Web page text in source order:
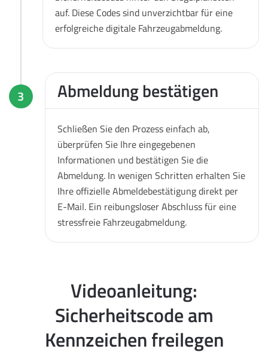
auf. Diese Codes sind unverzichtbar für eine
erfolgreiche digitale Fahrzeugabmeldung.
3 Abmeldung bestätigen
Schließen Sie den Prozess einfach ab,
überprüfen Sie Ihre eingegebenen
Informationen und bestätigen Sie die
Abmeldung. In wenigen Schritten erhalten Sie
Ihre offizielle Abmeldebestätigung direkt per
E-Mail. Ein reibungsloser Abschluss für eine
stressfreie Fahrzeugabmeldung.
Videoanleitung:
Sicherheitscode am
Kennzeichen freilegen